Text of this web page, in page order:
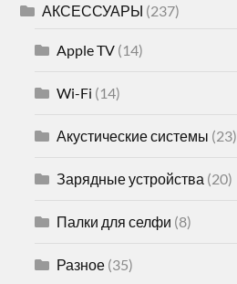
АКСЕССУАРЫ (237)
Apple TV (14)
Wi-Fi (14)
Акустические системы (23)
Зарядные устройства (20)
Палки для селфи (8)
Разное (35)